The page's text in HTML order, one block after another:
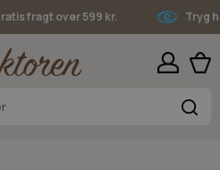
fragt over 599 kr. Tryg